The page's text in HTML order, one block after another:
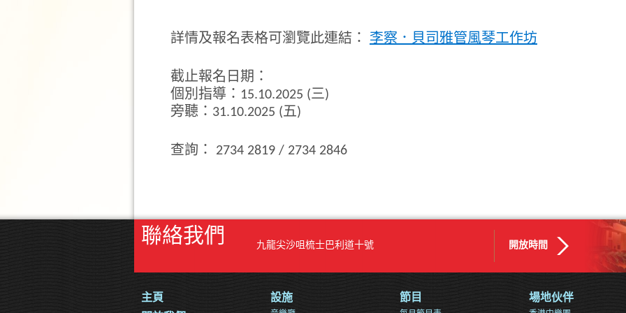
詳情及報名表格可瀏覽此連結： 李察．貝司雅管風琴工作坊
截止報名日期：
個別指導：15.10.2025 (三)
旁聽：31.10.2025 (五)
查詢： 2734 2819 / 2734 2846
聯絡我們 九龍尖沙咀梳士巴利道十號 開放時間
主頁
設施 節目 場地伙伴